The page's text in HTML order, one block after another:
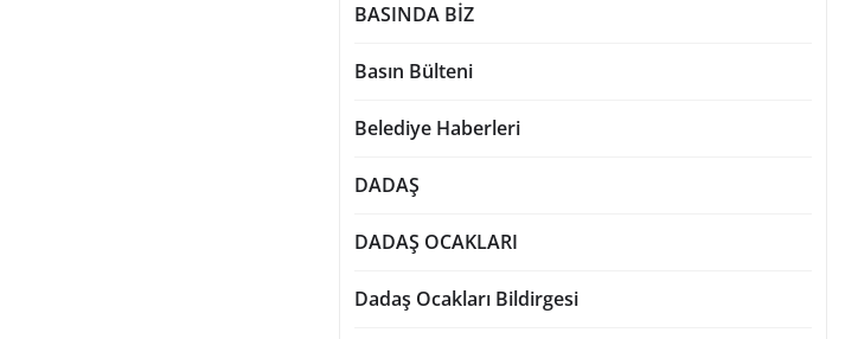
BASINDA BİZ
Basın Bülteni
Belediye Haberleri
DADAŞ
DADAŞ OCAKLARI
Dadaş Ocakları Bildirgesi